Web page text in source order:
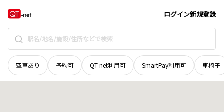
ログイン新規登録
空車あり 予約可 QT-net利用可 SmartPay利用可 車椅子
山口県